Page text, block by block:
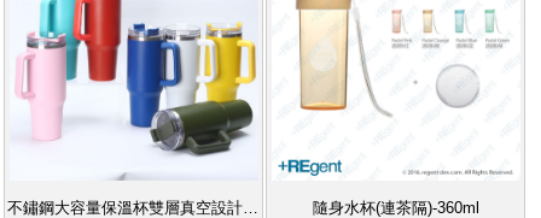
不鏽鋼大容量保溫杯雙層真空設計帶吸管手柄冰霸杯隨行杯40oz 隨身水杯(連茶隔)-360ml